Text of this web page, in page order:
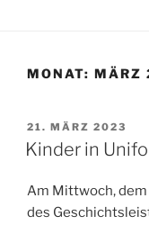
MONAT: MÄRZ
VERÖFFENTLICHT
AM
21. MÄRZ 2023
Kinder in
Am Mittwoch,
des